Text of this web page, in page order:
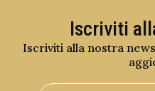
Iscriviti
Iscriviti alla nostra